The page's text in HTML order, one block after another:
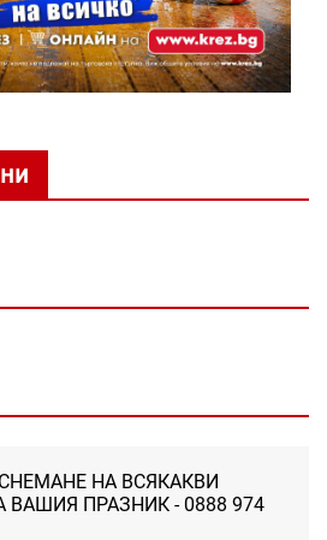
НА ВСЯКАКВИ
ВАШИЯ ПРАЗНИК - 0888 974